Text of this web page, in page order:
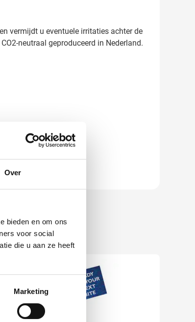
Over
bieden en om ons
voor social
die u aan ze heeft
Marketing
vermijdt u eventuele irritaties achter de
neutraal geproduceerd in Nederland.